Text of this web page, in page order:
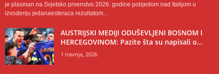
je plasman na Svjetsko prvenstvo 2026. godine pobjedom nad Italijom u
izvođenju jedanaesteraca rezultatom...
AUSTRIJSKI MEDIJI ODUŠEVLJENI BOSNOM I
HERCEGOVINOM: Pazite šta su napisali o...
1 travnja, 2026